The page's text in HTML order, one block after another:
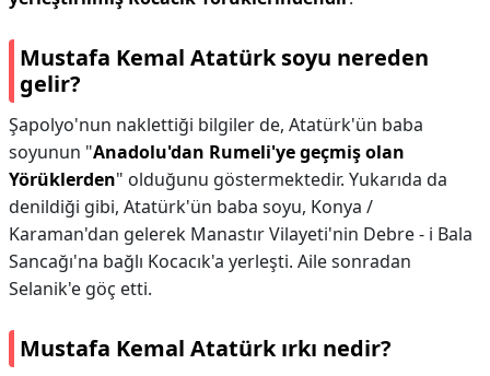
Mustafa Kemal Atatürk soyu nereden
gelir?
Şapolyo'nun naklettiği bilgiler de, Atatürk'ün baba
soyunun "Anadolu'dan Rumeli'ye geçmiş olan
Yörüklerden" olduğunu göstermektedir. Yukarıda da
denildiği gibi, Atatürk'ün baba soyu, Konya /
Karaman'dan gelerek Manastır Vilayeti'nin Debre - i Bala
Sancağı'na bağlı Kocacık'a yerleşti. Aile sonradan
Selanik'e göç etti.
Mustafa Kemal Atatürk ırkı nedir?